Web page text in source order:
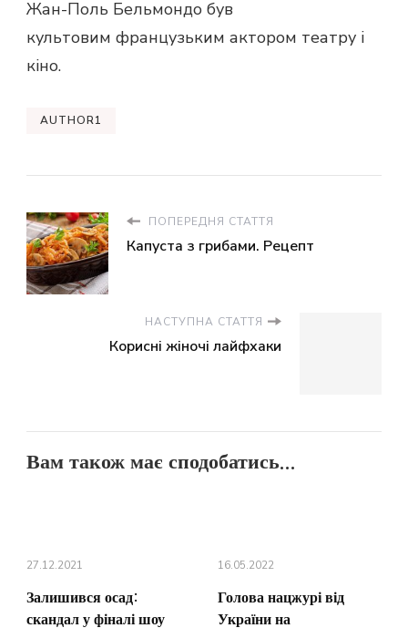
Жан-Поль Бельмондо був
культовим французьким актором театру і
кіно.
AUTHOR1
ПОПЕРЕДНЯ СТАТТЯ
Капуста з грибами. Рецепт
НАСТУПНА СТАТТЯ
Корисні жіночі лайфхаки
Вам також має сподобатись...
27.12.2021
Залишився осад:
скандал у фіналі шоу
16.05.2022
Голова нацжурі від
України на